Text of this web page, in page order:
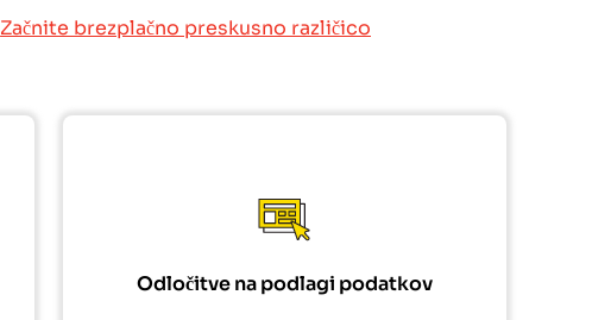
Začnite brezplačno preskusno različico
Odločitve na podlagi podatkov